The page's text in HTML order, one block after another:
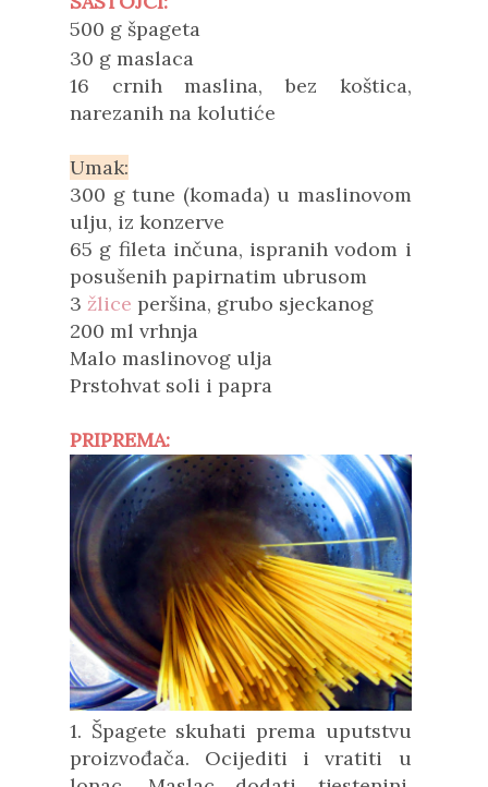
500 g špageta
30 g maslaca
16 crnih maslina, bez koštica,
narezanih na kolutiće
Umak:
300 g tune (komada) u maslinovom
ulju, iz konzerve
65 g fileta inčuna, ispranih vodom i
posušenih papirnatim ubrusom
3 žlice peršina, grubo sjeckanog
200 ml vrhnja
Malo maslinovog ulja
Prstohvat soli i papra
PRIPREMA:
1. Špagete skuhati prema uputstvu
proizvođača. Ocijediti i vratiti u